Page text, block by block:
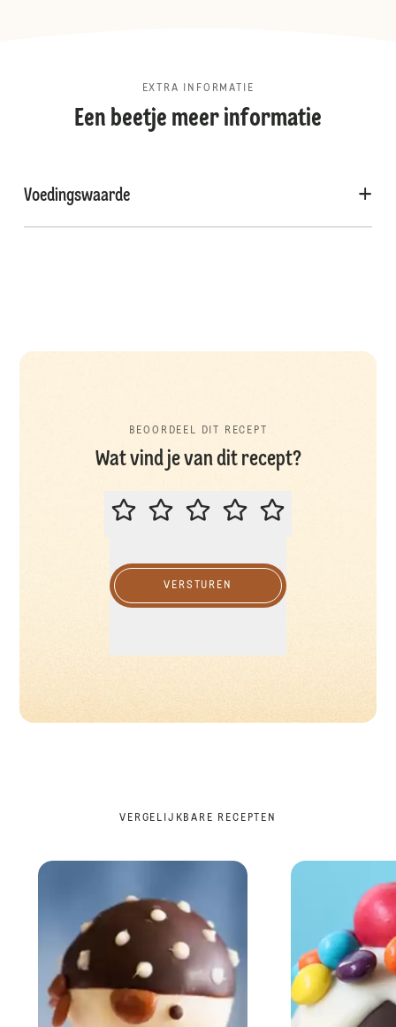
EXTRA INFORMATIE
Een beetje meer informatie
Voedingswaarde
BEOORDEEL DIT RECEPT
Wat vind je van dit recept?
BEOORDEEL DIT RECEPT
VERSTUREN
VERGELIJKBARE RECEPTEN